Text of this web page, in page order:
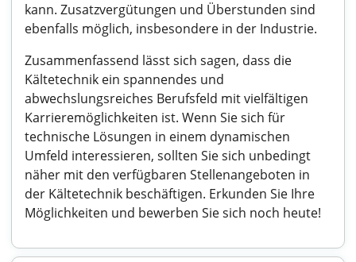
kann. Zusatzvergütungen und Überstunden sind
ebenfalls möglich, insbesondere in der Industrie.
Zusammenfassend lässt sich sagen, dass die
Kältetechnik ein spannendes und
abwechslungsreiches Berufsfeld mit vielfältigen
Karrieremöglichkeiten ist. Wenn Sie sich für
technische Lösungen in einem dynamischen
Umfeld interessieren, sollten Sie sich unbedingt
näher mit den verfügbaren Stellenangeboten in
der Kältetechnik beschäftigen. Erkunden Sie Ihre
Möglichkeiten und bewerben Sie sich noch heute!